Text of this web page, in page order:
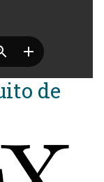
de